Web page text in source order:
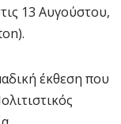
13 Αυγούστου,
έκθεση που